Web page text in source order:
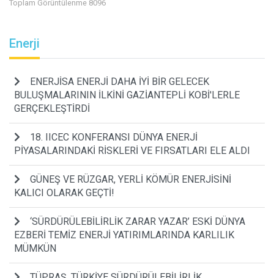
Toplam Görüntülenme 8096
Enerji
ENERJİSA ENERJİ DAHA İYİ BİR GELECEK
BULUŞMALARININ İLKİNİ GAZİANTEPLİ KOBİ'LERLE
GERÇEKLEŞTİRDİ
18. IICEC KONFERANSI DÜNYA ENERJİ
PİYASALARINDAKİ RİSKLERİ VE FIRSATLARI ELE ALDI
GÜNEŞ VE RÜZGAR, YERLİ KÖMÜR ENERJİSİNİ
KALICI OLARAK GEÇTİ!
‘SÜRDÜRÜLEBİLİRLİK ZARAR YAZAR’ ESKİ DÜNYA
EZBERİ TEMİZ ENERJİ YATIRIMLARINDA KARLILIK
MÜMKÜN